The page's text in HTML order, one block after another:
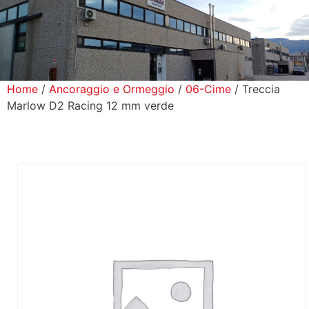
Prodotti
Home / Ancoraggio e Ormeggio / 06-Cime / Treccia
Marlow D2 Racing 12 mm verde